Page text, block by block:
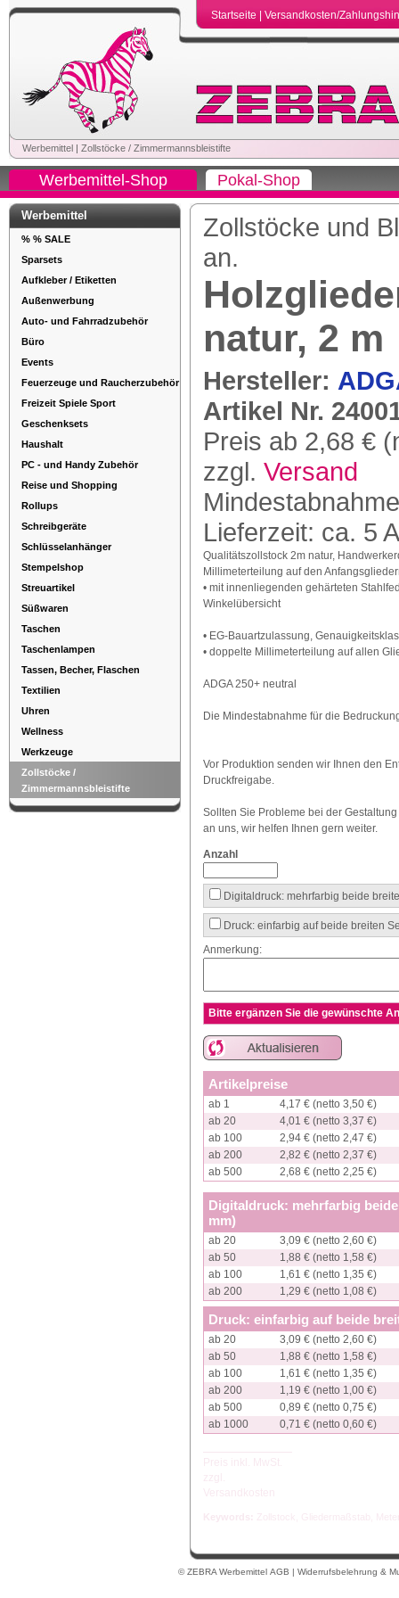
Startseite Versandkosten/
Werbemittel | Zollstöcke / Zimmermannsbleistifte
Werbemittel-Shop Pokal-Shop
Werbemittel
% % SALE
Sparsets
Aufkleber / Etiketten
Außenwerbung
Auto- und Fahrradzubehör
Büro
Events
Feuerzeuge und Raucherzubehör
Freizeit Spiele Sport
Geschenksets
Haushalt
PC - und Handy Zubehör
Reise und Shopping
Rollups
Schreibgeräte
Schlüsselanhänger
Stempelshop
Streuartikel
Süßwaren
Taschen
Taschenlampen
Tassen, Becher, Flaschen
Textilien
Uhren
Wellness
Werkzeuge
Zollstöcke /
Zimmermannsbleistifte
Zollstöcke und
an.
natur, 2 m
Hersteller:
Artikel Nr.
Preis ab 2,68 €
zzgl. Versand
Lieferzeit: ca. 5
Qualitätszollstock 2m natur,
Millimeterteilung auf den
• mit innenliegenden gehärteten
Winkelübersicht
• EG-Bauartzulassung,
• doppelte Millimeterteilung auf allen
ADGA 250+ neutral
Die Mindestabnahme für die
Vor Produktion senden wir Ihnen den
Druckfreigabe.
Sollten Sie Probleme bei der
an uns, wir helfen Ihnen gern weiter.
Anzahl
Digitaldruck: mehrfarbig beide
Druck: einfarbig auf beide breiten
Anmerkung:
Bitte ergänzen Sie die gewünschte
Artikelpreise
ab 1
4,17 € (netto 3,50 €)
ab 20
4,01 € (netto 3,37 €)
ab 100
2,94 € (netto 2,47 €)
ab 200
2,82 € (netto 2,37 €)
ab 500
2,68 € (netto 2,25 €)
Digitaldruck: mehrfarbig
mm)
ab 20
3,09 € (netto 2,60 €)
ab 50
1,88 € (netto 1,58 €)
ab 100
1,61 € (netto 1,35 €)
ab 200
1,29 € (netto 1,08 €)
Druck: einfarbig auf beide
ab 20
3,09 € (netto 2,60 €)
ab 50
1,88 € (netto 1,58 €)
ab 100
1,61 € (netto 1,35 €)
ab 200
1,19 € (netto 1,00 €)
ab 500
0,89 € (netto 0,75 €)
ab 1000
0,71 € (netto 0,60 €)
© ZEBRA Werbemittel AGB Widerrufsbelehrung &